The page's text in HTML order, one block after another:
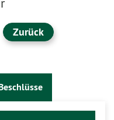
Zurück